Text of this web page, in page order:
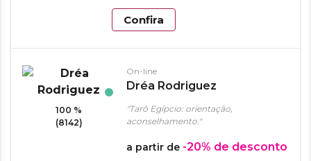
Confira
100 %
(8142)
On-line
Dréa Rodriguez
"Tarô Egípcio: orientação,
aconselhamento."
a partir de -20% de desconto